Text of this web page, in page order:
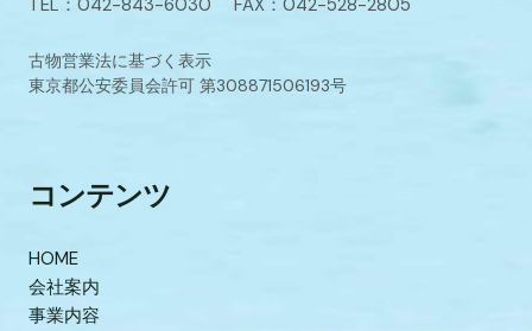
古物営業法に基づく表示
東京都公安委員会許可 第308871506193号
コンテンツ
HOME
会社案内
事業内容